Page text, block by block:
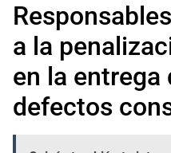
a la
en la entrega
defectos